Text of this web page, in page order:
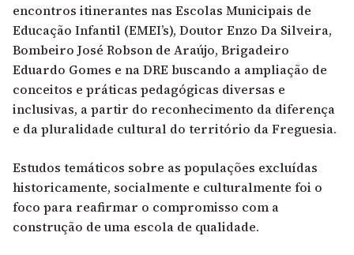
encontros itinerantes nas Escolas Municipais de
Educação Infantil (EMEI’s), Doutor Enzo Da Silveira,
Bombeiro José Robson de Araújo, Brigadeiro
Eduardo Gomes e na DRE buscando a ampliação de
conceitos e práticas pedagógicas diversas e
inclusivas, a partir do reconhecimento da diferença
e da pluralidade cultural do território da Freguesia.
Estudos temáticos sobre as populações excluídas
historicamente, socialmente e culturalmente foi o
foco para reafirmar o compromisso com a
construção de uma escola de qualidade.